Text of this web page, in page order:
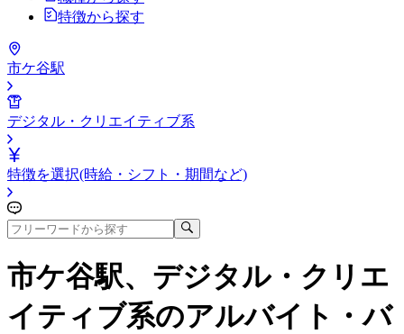
特徴から探す
市ケ谷駅
デジタル・クリエイティブ系
特徴を選択(時給・シフト・期間など)
市ケ谷駅、デジタル・クリエ
イティブ系のアルバイト・バ